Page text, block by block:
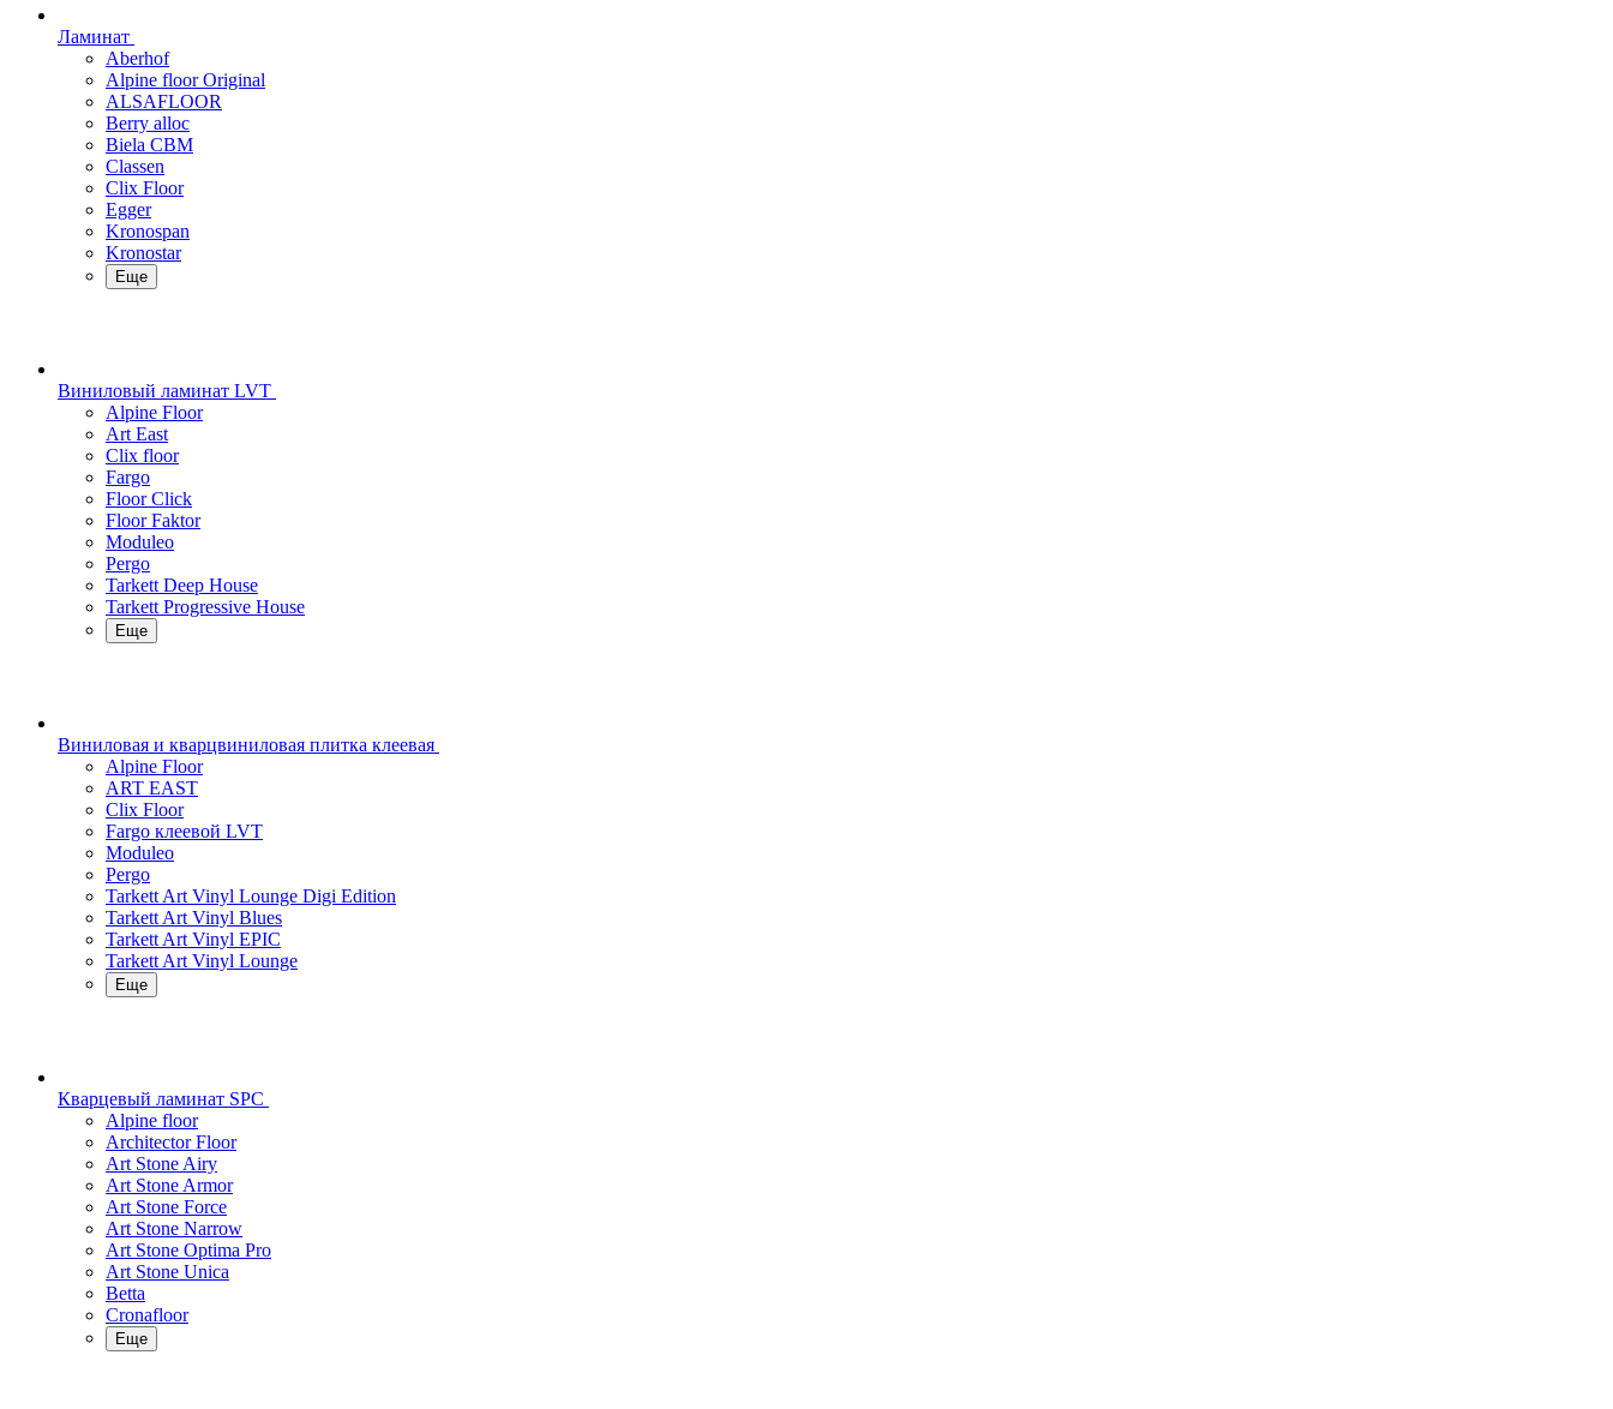
Ламинат
Aberhof
Alpine floor Original
ALSAFLOOR
Berry alloc
Biela CBM
Classen
Clix Floor
Egger
Kronospan
Kronostar
Еще
Виниловый ламинат LVT
Alpine Floor
Art East
Clix floor
Fargo
Floor Click
Floor Faktor
Moduleo
Pergo
Tarkett Deep House
Tarkett Progressive House
Еще
Виниловая и кварцвиниловая плитка клеевая
Alpine Floor
ART EAST
Clix Floor
Fargo клеевой LVT
Moduleo
Pergo
Tarkett Art Vinyl Lounge Digi Edition
Tarkett Art Vinyl Blues
Tarkett Art Vinyl EPIC
Tarkett Art Vinyl Lounge
Еще
Кварцевый ламинат SPC
Alpine floor
Architector Floor
Art Stone Airy
Art Stone Armor
Art Stone Force
Art Stone Narrow
Art Stone Optima Pro
Art Stone Unica
Betta
Cronafloor
Еще